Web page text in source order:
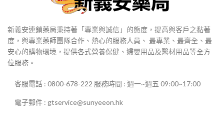
新義安連鎖藥局秉持著「專業與誠信」的態度，提高與客戶之黏著
度，與專業藥師團隊合作、熱心的服務人員、 最專業、最齊全、最
安心的購物環境，提供各式營養保健、婦嬰用品及醫材用品等全方
位服務。
客服電話 : 0800-678-222 服務時間 : 週一~週五 09:00~17:00
電子郵件 : gtservice@sunyeeon.hk